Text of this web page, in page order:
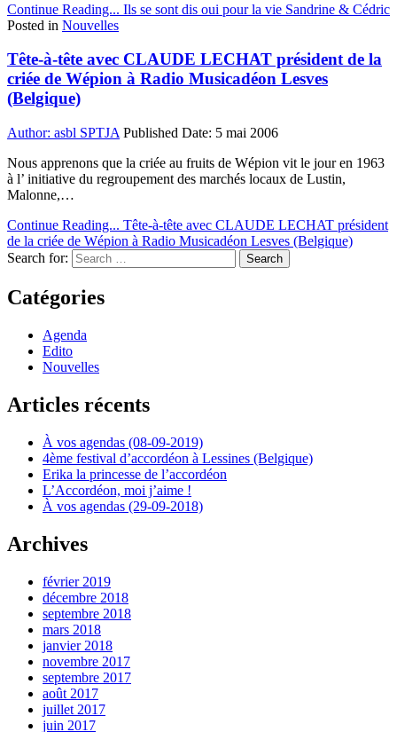
Continue Reading... Ils se sont dis oui pour la vie Sandrine & Cédric
Posted in Nouvelles
Tête-à-tête avec CLAUDE LECHAT président de la
criée de Wépion à Radio Musicadéon Lesves
(Belgique)
Author: asbl SPTJA Published Date: 5 mai 2006
Nous apprenons que la criée au fruits de Wépion vit le jour en 1963
à l’ initiative du regroupement des marchés locaux de Lustin,
Malonne,…
Continue Reading... Tête-à-tête avec CLAUDE LECHAT président
de la criée de Wépion à Radio Musicadéon Lesves (Belgique)
Search for:
Catégories
Agenda
Edito
Nouvelles
Articles récents
À vos agendas (08-09-2019)
4ème festival d’accordéon à Lessines (Belgique)
Erika la princesse de l’accordéon
L’Accordéon, moi j’aime !
À vos agendas (29-09-2018)
Archives
février 2019
décembre 2018
septembre 2018
mars 2018
janvier 2018
novembre 2017
septembre 2017
août 2017
juillet 2017
juin 2017